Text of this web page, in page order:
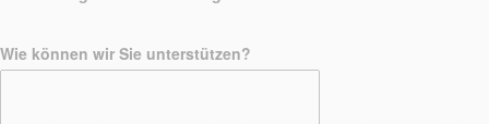
Wie können wir Sie unterstützen?